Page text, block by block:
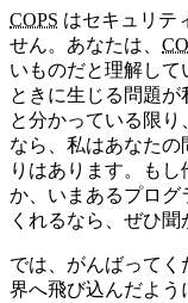
COPS はセキュリテ
せん。あなたは、
いものだと理解して
ときに生じる問題
と分かっている限
なら、私はあなたの
りはあります。もし
か、いまあるプログ
くれるなら、ぜひ聞
では、がんばって
界へ飛び込んだよう